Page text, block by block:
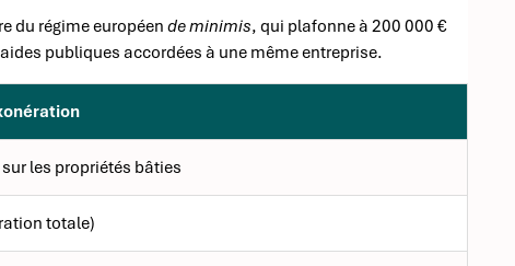
du régime européen de minimis, qui plafonne à 200 000 €
publiques accordées à une même entreprise.
les propriétés bâties
totale)